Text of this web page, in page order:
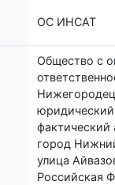
ОС ИНСАТ
Общество с
фактический
город
улица
Российская